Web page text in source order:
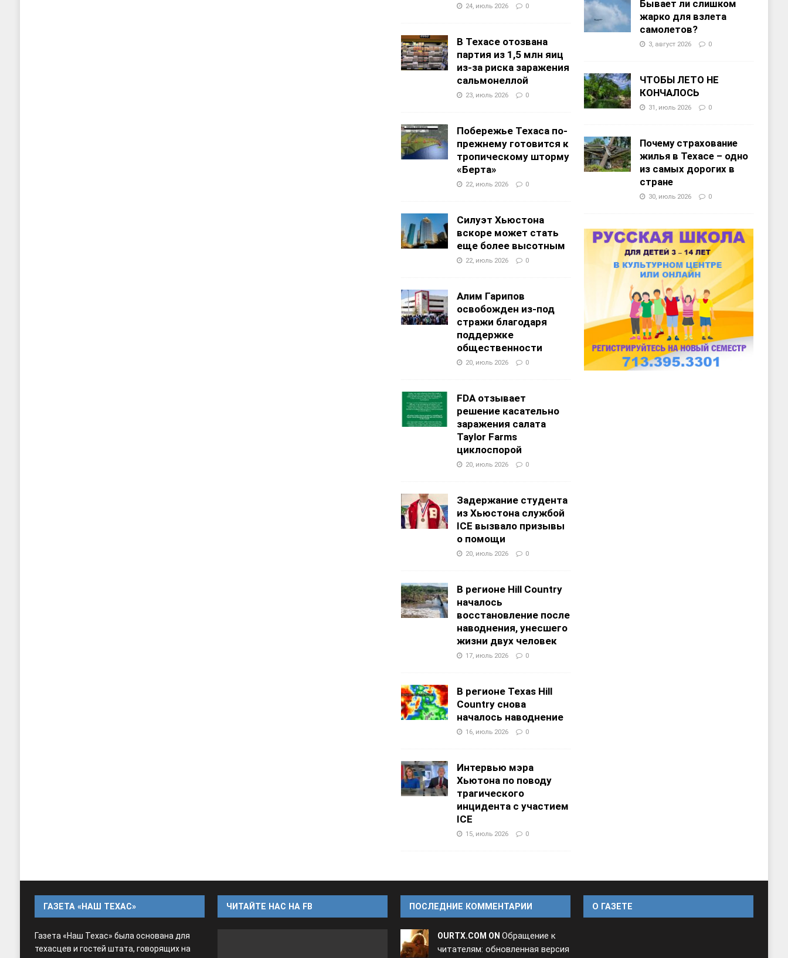
24, июль 2026 0
В Техасе отозвана
партия из 1,5 млн яиц
из-за риска заражения
сальмонеллой
23, июль 2026 0
Побережье Техаса по-
прежнему готовится к
тропическому шторму
«Берта»
22, июль 2026 0
Силуэт Хьюстона
вскоре может стать
еще более высотным
22, июль 2026 0
Алим Гарипов
освобожден из-под
стражи благодаря
поддержке
общественности
20, июль 2026 0
FDA отзывает
решение касательно
заражения салата
Taylor Farms
циклоспорой
20, июль 2026 0
Задержание студента
из Хьюстона службой
ICE вызвало призывы
о помощи
20, июль 2026 0
В регионе Hill Country
началось
восстановление после
наводнения, унесшего
жизни двух человек
17, июль 2026 0
В регионе Texas Hill
Country снова
началось наводнение
16, июль 2026 0
Интервью мэра
Хьютона по поводу
трагического
инцидента с участием
ICE
15, июль 2026 0
Бывает ли слишком
жарко для взлета
самолетов?
3, август 2026 0
ЧТОБЫ ЛЕТО НЕ
КОНЧАЛОСЬ
31, июль 2026 0
Почему страхование
жилья в Техасе – одно
из самых дорогих в
стране
30, июль 2026 0
ГАЗЕТА «НАШ ТЕХАС»
Газета «Наш Техас» была основана для
техасцев и гостей штата, говорящих на
ЧИТАЙТЕ НАС НА FB ПОСЛЕДНИЕ КОММЕНТАРИИ
OURTX.COM ONОбращение к
читателям: обновленная версия
O ГАЗЕТЕ